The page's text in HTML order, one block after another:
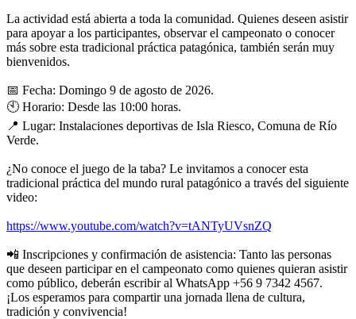
La actividad está abierta a toda la comunidad. Quienes deseen asistir
para apoyar a los participantes, observar el campeonato o conocer
más sobre esta tradicional práctica patagónica, también serán muy
bienvenidos.
📅 Fecha: Domingo 9 de agosto de 2026.
🕙 Horario: Desde las 10:00 horas.
📍 Lugar: Instalaciones deportivas de Isla Riesco, Comuna de Río
Verde.
¿No conoce el juego de la taba? Le invitamos a conocer esta
tradicional práctica del mundo rural patagónico a través del siguiente
video:
https://www.youtube.com/watch?v=tANTyUVsnZQ
📲 Inscripciones y confirmación de asistencia: Tanto las personas
que deseen participar en el campeonato como quienes quieran asistir
como público, deberán escribir al WhatsApp +56 9 7342 4567.
¡Los esperamos para compartir una jornada llena de cultura,
tradición y convivencia!